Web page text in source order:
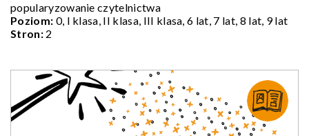
popularyzowanie czytelnictwa
Poziom: 0, I klasa, II klasa, III klasa, 6 lat, 7 lat, 8 lat, 9 lat
Stron:2